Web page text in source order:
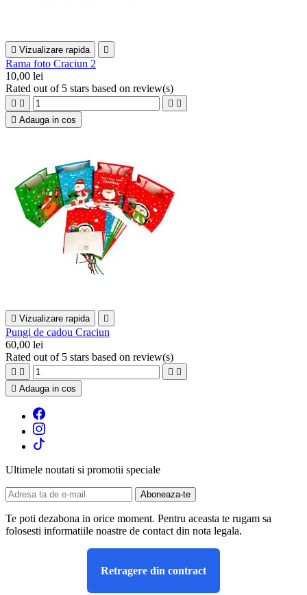
 Vizualizare rapida 
Rama foto Craciun 2
10,00 lei
Rated out of 5 stars based on review(s)
   
 Adauga in cos
 Vizualizare rapida 
Pungi de cadou Craciun
60,00 lei
Rated out of 5 stars based on review(s)
   
 Adauga in cos
Ultimele noutati si promotii speciale
Te poti dezabona in orice moment. Pentru aceasta te rugam sa
folosesti informatiile noastre de contact din nota legala.
Retragere din contract